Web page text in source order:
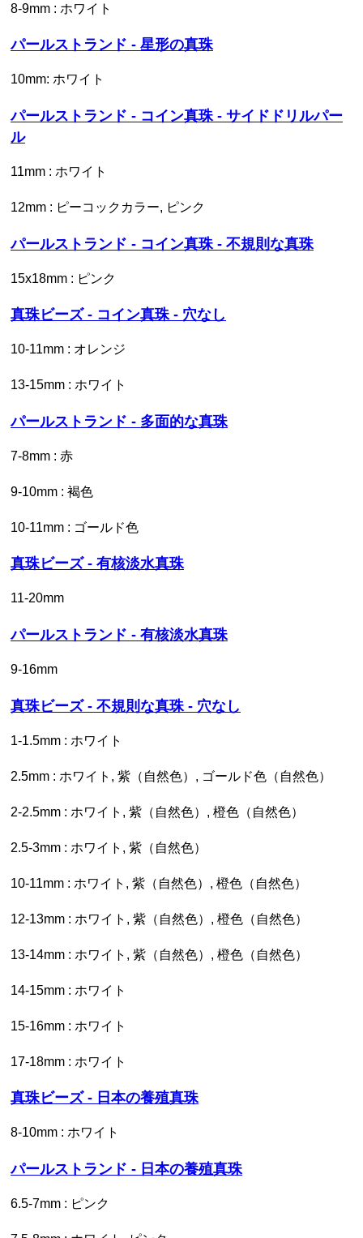
8-9mm : ホワイト
パールストランド - 星形の真珠
10mm: ホワイト
パールストランド - コイン真珠 - サイドドリルパー
ル
11mm : ホワイト
12mm : ピーコックカラー, ピンク
パールストランド - コイン真珠 - 不規則な真珠
15x18mm : ピンク
真珠ビーズ - コイン真珠 - 穴なし
10-11mm : オレンジ
13-15mm : ホワイト
パールストランド - 多面的な真珠
7-8mm : 赤
9-10mm : 褐色
10-11mm : ゴールド色
真珠ビーズ - 有核淡水真珠
11-20mm
パールストランド - 有核淡水真珠
9-16mm
真珠ビーズ - 不規則な真珠 - 穴なし
1-1.5mm : ホワイト
2.5mm : ホワイト, 紫（自然色）, ゴールド色（自然色）
2-2.5mm : ホワイト, 紫（自然色）, 橙色（自然色）
2.5-3mm : ホワイト, 紫（自然色）
10-11mm : ホワイト, 紫（自然色）, 橙色（自然色）
12-13mm : ホワイト, 紫（自然色）, 橙色（自然色）
13-14mm : ホワイト, 紫（自然色）, 橙色（自然色）
14-15mm : ホワイト
15-16mm : ホワイト
17-18mm : ホワイト
真珠ビーズ - 日本の養殖真珠
8-10mm : ホワイト
パールストランド - 日本の養殖真珠
6.5-7mm : ピンク